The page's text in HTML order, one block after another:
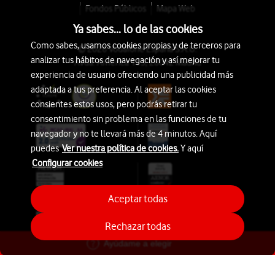
Ayúdame a elegir
Fondos Públicos
Mapa Web
© 2026 Vodafone España S.A.U.
Avda. América 115, 28042 Madrid
Ya sabes... lo de las cookies
Como sabes, usamos cookies propias y de terceros para
analizar tus hábitos de navegación y así mejorar tu
experiencia de usuario ofreciendo una publicidad más
adaptada a tus preferencia. Al aceptar las cookies
consientes estos usos, pero podrás retirar tu
consentimiento sin problema en las funciones de tu
navegador y no te llevará más de 4 minutos. Aquí
puedesVer nuestra política de cookies.Y aquí
Configurar cookies
Rechazar todas
Aceptar todas